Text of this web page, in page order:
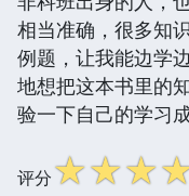
相当准确，很多知
例题，让我能边学
地想把这本书里的
验一下自己的学习成
评分☆☆☆